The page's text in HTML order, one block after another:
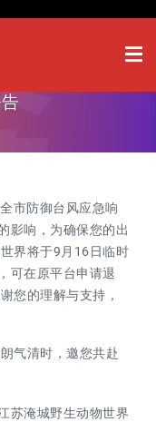
市防御台风应急响
影响，为确保您的出
界将于9月16日临时
可在原平台申请退
您的理解与支持，
气清时，邀您共赴
苏淹城野生动物世界